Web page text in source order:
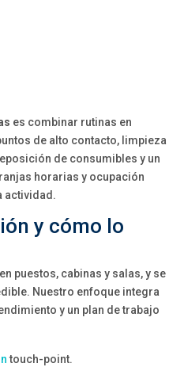
es combinar rutinas en
de alto contacto, limpieza
de consumibles y un
horarias y ocupación
actividad.
y cómo lo
puestos, cabinas y salas, y se
Nuestro enfoque integra
y un plan de trabajo
touch-point.